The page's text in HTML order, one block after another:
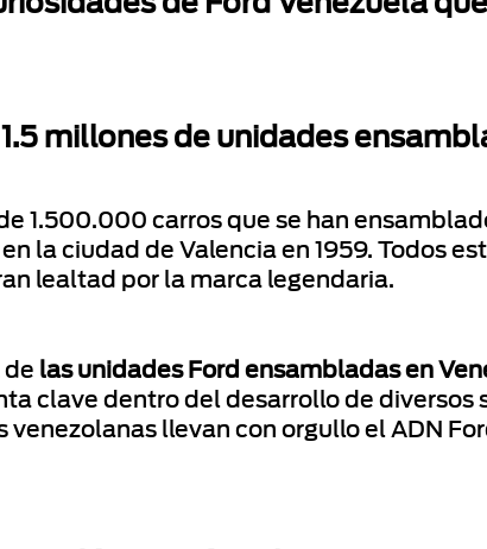
1.5 millones de unidades
1.500.000 carros que se han
la ciudad de Valencia en 1959. Todos
lealtad por la marca legendaria.
de las unidades Ford ensambladas en
clave dentro del desarrollo de
venezolanas llevan con orgullo el ADN